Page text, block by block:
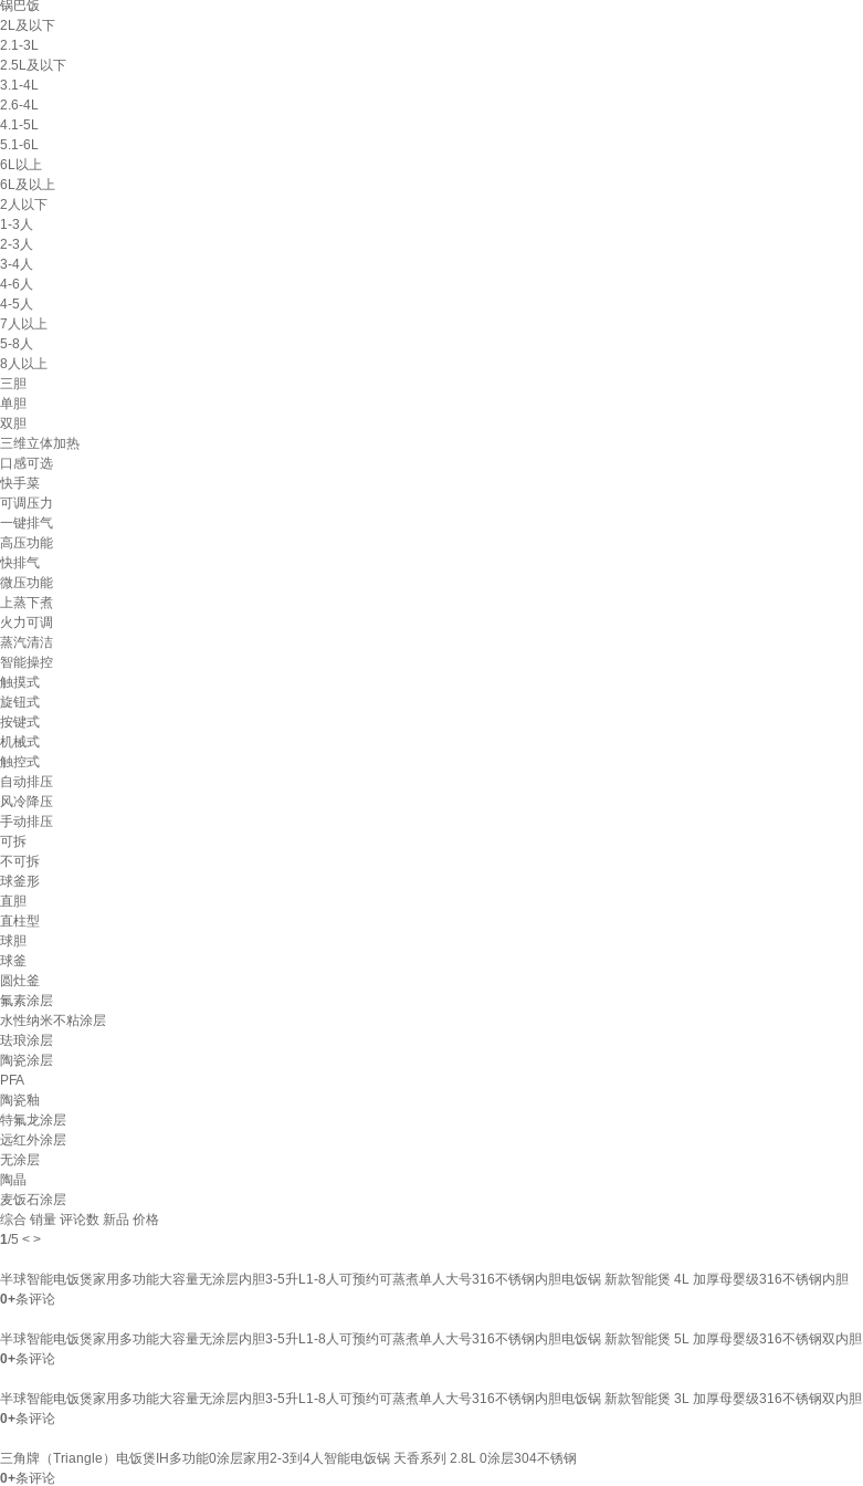
锅巴饭
2L及以下
2.1-3L
2.5L及以下
3.1-4L
2.6-4L
4.1-5L
5.1-6L
6L以上
6L及以上
2人以下
1-3人
2-3人
3-4人
4-6人
4-5人
7人以上
5-8人
8人以上
三胆
单胆
双胆
三维立体加热
口感可选
快手菜
可调压力
一键排气
高压功能
快排气
微压功能
上蒸下煮
火力可调
蒸汽清洁
智能操控
触摸式
旋钮式
按键式
机械式
触控式
自动排压
风冷降压
手动排压
可拆
不可拆
球釜形
直胆
直柱型
球胆
球釜
圆灶釜
氟素涂层
水性纳米不粘涂层
珐琅涂层
陶瓷涂层
PFA
陶瓷釉
特氟龙涂层
远红外涂层
无涂层
陶晶
麦饭石涂层
综合 销量 评论数 新品 价格
1/5 < >
半球智能电饭煲家用多功能大容量无涂层内胆3-5升L1-8人可预约可蒸煮单人大号316不锈钢内胆电饭锅 新款智能煲 4L 加厚母婴级316不锈钢内胆
0+条评论
半球智能电饭煲家用多功能大容量无涂层内胆3-5升L1-8人可预约可蒸煮单人大号316不锈钢内胆电饭锅 新款智能煲 5L 加厚母婴级316不锈钢双内胆
0+条评论
半球智能电饭煲家用多功能大容量无涂层内胆3-5升L1-8人可预约可蒸煮单人大号316不锈钢内胆电饭锅 新款智能煲 3L 加厚母婴级316不锈钢双内胆
0+条评论
三角牌（Triangle）电饭煲IH多功能0涂层家用2-3到4人智能电饭锅 天香系列 2.8L 0涂层304不锈钢
0+条评论